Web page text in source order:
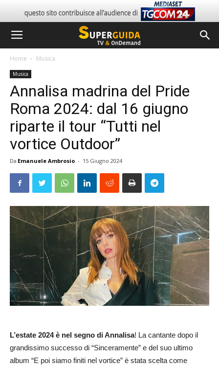
Home Musica
Musica
Annalisa madrina del Pride
Roma 2024: dal 16 giugno
riparte il tour “Tutti nel
vortice Outdoor”
Da Emanuele Ambrosio - 15 Giugno 2024
L’estate 2024 è nel segno di Annalisa! La cantante dopo il
grandissimo successo di “Sinceramente” e del suo ultimo
album “E poi siamo finiti nel vortice” è stata scelta come